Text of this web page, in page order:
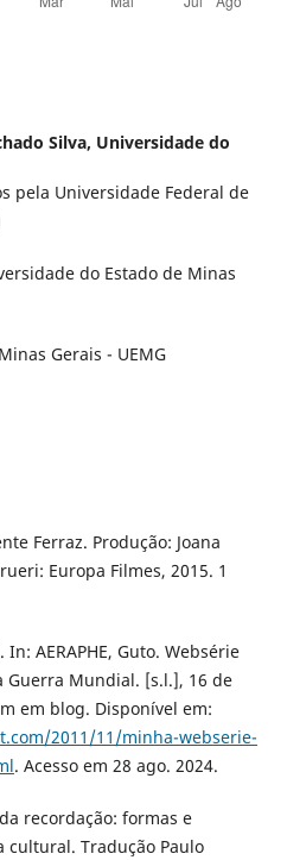
Silva, Universidade do
pela Universidade Federal de
do Estado de Minas
Gerais - UEMG
Ferraz. Produção: Joana
Europa Filmes, 2015. 1
AERAPHE, Guto. Websérie
Guerra Mundial. [s.l.], 16 de
em blog. Disponível em:
2011/11/minha-webserie-
. Acesso em 28 ago. 2024.
recordação: formas e
cultural. Tradução Paulo